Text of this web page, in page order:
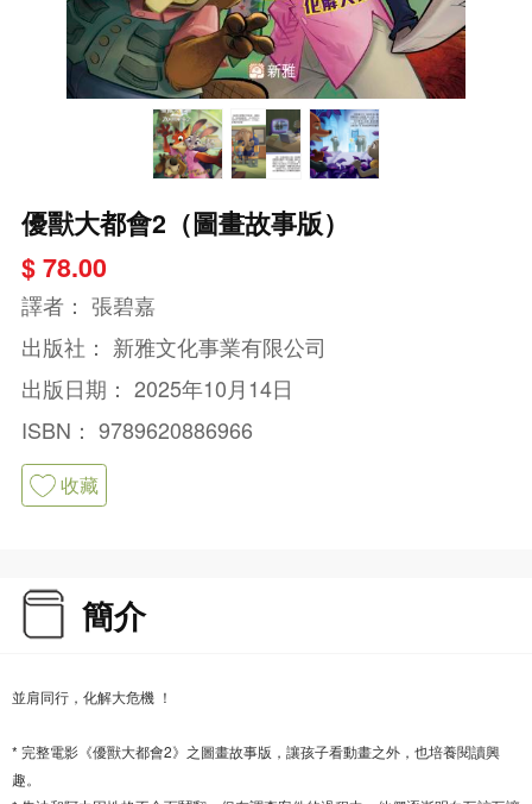
優獸大都會2（圖畫故事版）
$ 78.00
譯者： 張碧嘉
出版社： 新雅文化事業有限公司
出版日期： 2025年10月14日
ISBN： 9789620886966
收藏
簡介
並肩同行，化解大危機 ！
* 完整電影《優獸大都會2》之圖畫故事版，讓孩子看動畫之外，也培養閱讀興
趣。